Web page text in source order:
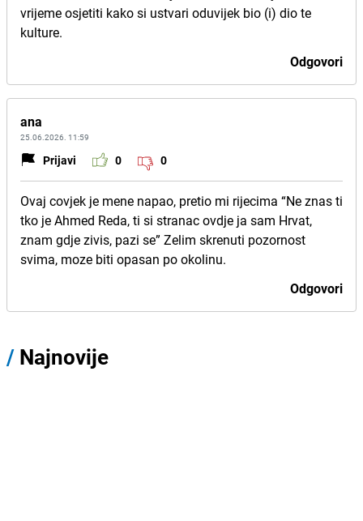
vrijeme osjetiti kako si ustvari oduvijek bio (i) dio te
kulture.
Odgovori
ana
25.06.2026. 11:59
Prijavi 0 0
Ovaj covjek je mene napao, pretio mi rijecima “Ne znas ti
tko je Ahmed Reda, ti si stranac ovdje ja sam Hrvat,
znam gdje zivis, pazi se” Zelim skrenuti pozornost
svima, moze biti opasan po okolinu.
Odgovori
/ Najnovije